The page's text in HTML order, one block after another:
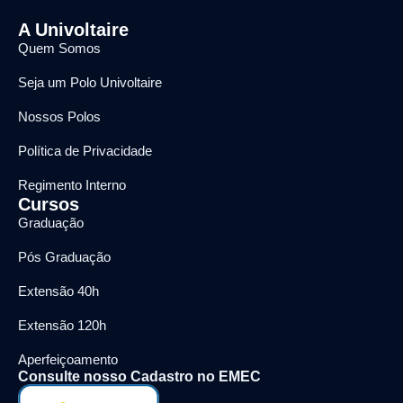
A Univoltaire
Quem Somos
Seja um Polo Univoltaire
Nossos Polos
Política de Privacidade
Regimento Interno
Cursos
Graduação
Pós Graduação
Extensão 40h
Extensão 120h
Aperfeiçoamento
Consulte nosso Cadastro no EMEC